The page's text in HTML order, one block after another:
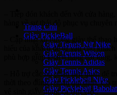
Trang Chủ
Giày PickleBall
Giày Tennis Nữ Nike
Giày Tennis Wilson
Giày Tennis Adidas
Giày Tennis Asics
Giày Pickleball Nike
Giày Pickleball Babolat
hàng về sự thái độ phục vụ chuyên
– Cập nhật xu hướng giày thể thao
hiếu của khách để tư vấn cho
phù hợp giúp khách hàng hài lòng,
– Hỗ trợ các bộ phận liên quan để
thời theo đúng chuẩn qui định. Có
vệ sinh giày trong ca làm việc.